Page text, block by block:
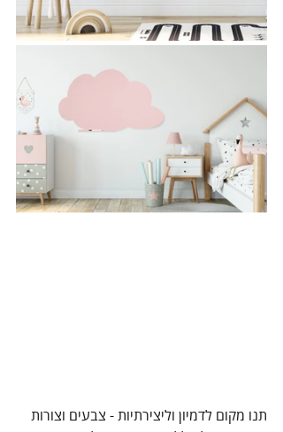
תנו מקום לדמיון וליצירתיות - צבעים וצורות